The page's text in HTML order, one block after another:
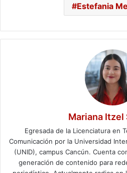
Estefania
Mariana Itzel
Egresada de la Licenciatura en
Comunicación por la Universidad
(UNID), campus Cancún. Cuenta
generación de contenido para